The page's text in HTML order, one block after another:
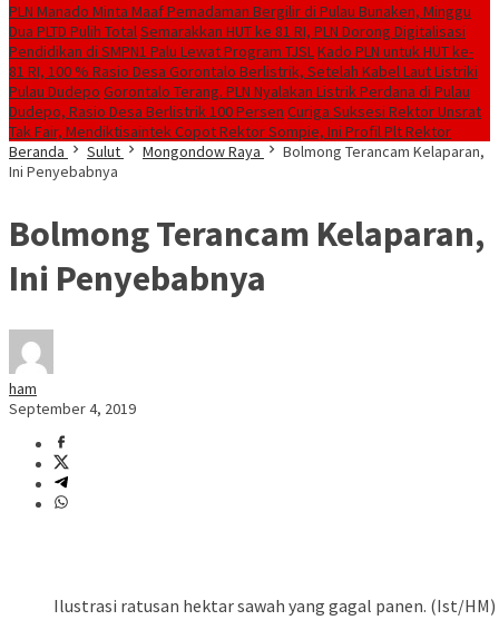
PLN Manado Minta Maaf Pemadaman Bergilir di Pulau Bunaken, Minggu
Dua PLTD Pulih TotalSemarakkan HUT ke 81 RI, PLN Dorong Digitalisasi
Pendidikan di SMPN1 Palu Lewat Program TJSLKado PLN untuk HUT ke-
81 RI, 100 % Rasio Desa Gorontalo Berlistrik, Setelah Kabel Laut Listriki
Pulau Dudepo Gorontalo Terang. PLN Nyalakan Listrik Perdana di Pulau
Dudepo, Rasio Desa Berlistrik 100 Persen Curiga Suksesi Rektor Unsrat
Tak Fair, Mendiktisaintek Copot Rektor Sompie, Ini Profil Plt Rektor
Beranda
Sulut Mongondow Raya
Bolmong Terancam Kelaparan,
Ini Penyebabnya
Bolmong Terancam Kelaparan,
Ini Penyebabnya
ham
September 4, 2019
Ilustrasi ratusan hektar sawah yang gagal panen. (Ist/HM)